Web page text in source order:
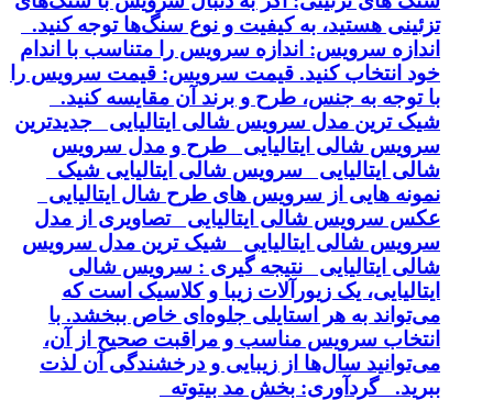
تزئینی هستید، به کیفیت و نوع سنگ‌ها توجه کنید.
اندازه سرویس: اندازه سرویس را متناسب با اندام
خود انتخاب کنید. قیمت سرویس: قیمت سرویس را
با توجه به جنس، طرح و برند آن مقایسه کنید.
شیک ترین مدل سرویس شالی ایتالیایی جدیدترین
سرویس شالی ایتالیایی طرح و مدل سرویس
شالی ایتالیایی سرویس شالی ایتالیایی شیک
نمونه هایی از سرویس های طرح شال ایتالیایی
عکس سرویس شالی ایتالیایی تصاویری از مدل
سرویس شالی ایتالیایی شیک ترین مدل سرویس
شالی ایتالیایی نتیجه گیری : سرویس شالی
ایتالیایی، یک زیورآلات زیبا و کلاسیک است که
می‌تواند به هر استایلی جلوه‌ای خاص ببخشد. با
انتخاب سرویس مناسب و مراقبت صحیح از آن،
می‌توانید سال‌ها از زیبایی و درخشندگی آن لذت
ببرید. گردآوری: بخش مد بیتوته